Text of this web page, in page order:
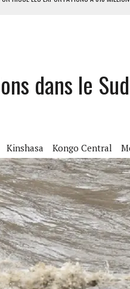
LE MODÈLE IVOIRIEN DE
CONTRE LES DÉGUERPISSEMENTS
LA SÉCURISATION DES ZONES À RISQUE
dans le
Kinshasa Kongo Central